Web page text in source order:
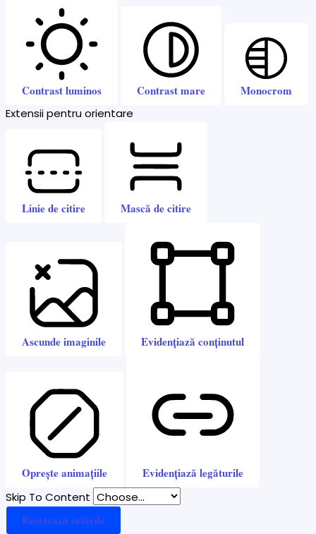
Contrast luminos Contrast mare Monocrom
Extensii pentru orientare
Linie de citire Mască de citire
Ascunde imaginile Evidențiază conținutul
Oprește animațiile Evidențiază legăturile
Skip To Content
Resetează setările